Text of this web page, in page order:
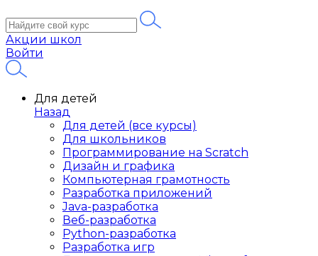
Акции школ
Войти
Для детей
Назад
Для детей (все курсы)
Для школьников
Программирование на Scratch
Дизайн и графика
Компьютерная грамотность
Разработка приложений
Java-разработка
Веб-разработка
Python-разработка
Разработка игр